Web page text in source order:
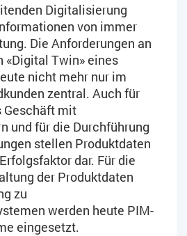
Digitalisierung
von immer
Die Anforderungen an
«Digital Twin» eines
nicht mehr nur im
zentral. Auch für
Geschäft mit
und für die Durchführung
stellen Produktdaten
dar. Für die
der Produktdaten
zu
werden heute PIM-
eingesetzt.